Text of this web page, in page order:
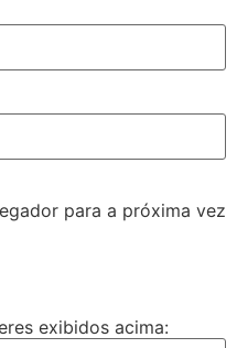
para a próxima vez
exibidos acima: